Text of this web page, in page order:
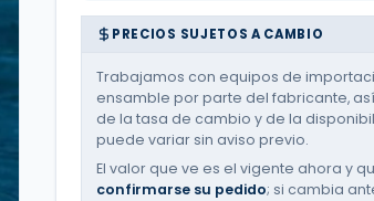
PRECIOS SUJETOS A CAMBIO
Trabajamos con equipos de
ensamble por parte del fabricante,
de la tasa de cambio y de la
puede variar sin aviso previo.
El valor que ve es el vigente ahora y
confirmarse su pedido; si cambia